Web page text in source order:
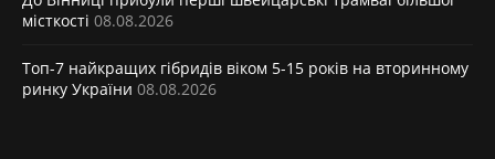
місткості 08.08.2026
Топ-7 найкращих гібридів віком 5-15 років на вторинному
ринку України 08.08.2026